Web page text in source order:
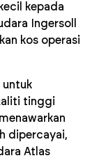
kepada
Ingersoll
kos operasi
untuk
tinggi
dipercayai,
Atlas